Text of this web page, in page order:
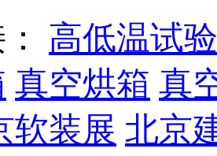
高低温试
真空烘箱 真
软装展 北京